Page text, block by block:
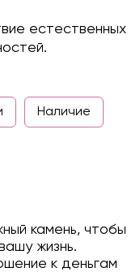
естественных
Наличие
камень, чтобы
жизнь.
к деньгам